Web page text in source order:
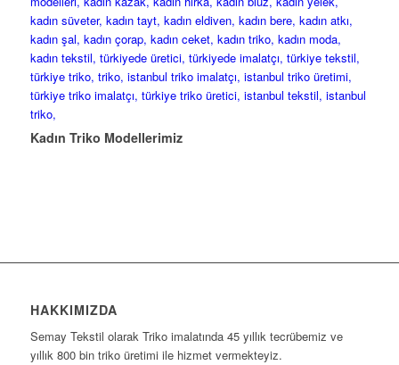
Kadın Triko Modellerimiz
HAKKIMIZDA
Semay Tekstil olarak Triko imalatında 45 yıllık tecrübemiz ve
yıllık 800 bin triko üretimi ile hizmet vermekteyiz.